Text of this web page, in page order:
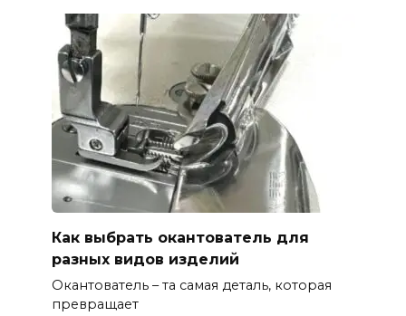
Как выбрать окантователь для
разных видов изделий
Окантователь – та самая деталь, которая
превращает